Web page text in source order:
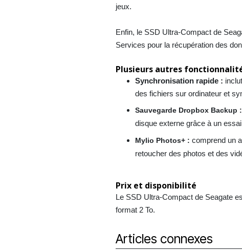
jeux.
Enfin, le SSD Ultra-Compact de
Services pour la récupération des
Plusieurs autres
Synchronisation rapide :
des fichiers sur ordinateur et
Sauvegarde Dropbox Backup :
disque externe grâce à un
Mylio Photos+ : comprendun
retoucher des photos et des
Prix et disponibilité
Le SSD Ultra-Compact de Seagate
format 2 To.
Articles connexes